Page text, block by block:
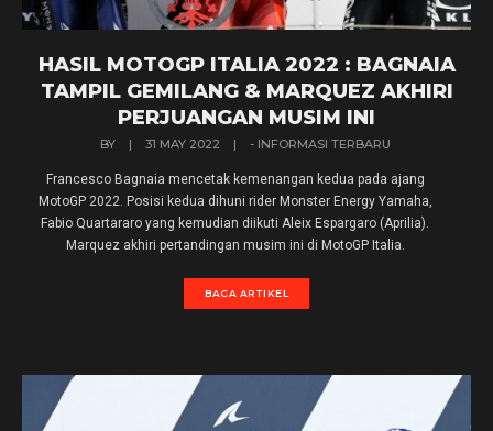
HASIL MOTOGP ITALIA 2022 : BAGNAIA
TAMPIL GEMILANG & MARQUEZ AKHIRI
PERJUANGAN MUSIM INI
BY | 31 MAY 2022 | - INFORMASI TERBARU
Francesco Bagnaia mencetak kemenangan kedua pada ajang
MotoGP 2022. Posisi kedua dihuni rider Monster Energy Yamaha,
Fabio Quartararo yang kemudian diikuti Aleix Espargaro (Aprilia).
Marquez akhiri pertandingan musim ini di MotoGP Italia.
BACA ARTIKEL